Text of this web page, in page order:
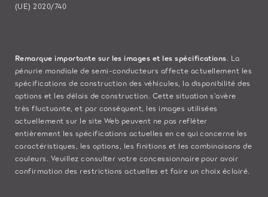
(UE) 2020/740
Remarque importante sur les images et les spécifications . La
pénurie mondiale de semi-conducteurs affecte actuellement les
spécifications de construction des véhicules, la disponibilité des
options et les délais de construction. Cette situation s’avère
très fluctuante, et par conséquent, les images utilisées
actuellement sur le site Web peuvent ne pas refléter
entièrement les spécifications actuelles en ce qui concerne les
caractéristiques, les options, les finitions et les combinaisons de
couleurs. Veuillez consulter votre concessionnaire pour avoir
confirmation des restrictions actuelles et faire un choix éclairé.